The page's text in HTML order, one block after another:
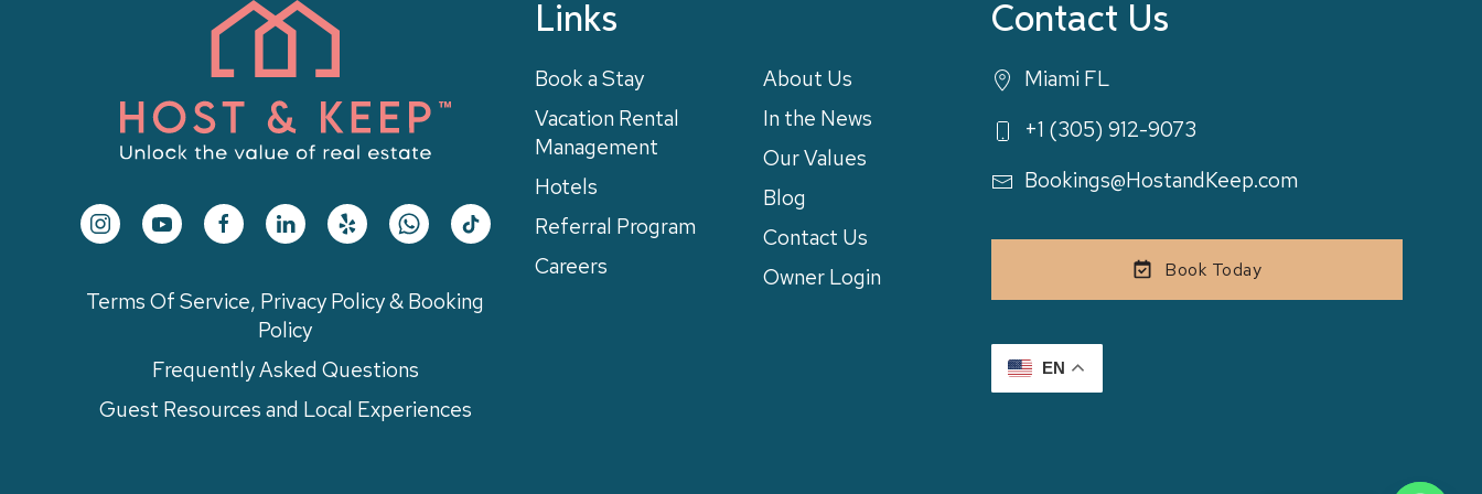
Terms Of Service, Privacy Policy & Booking
Policy
Frequently Asked Questions
Guest Resources and Local Experiences
Links
Book a Stay
Vacation Rental
Management
Hotels
Referral Program
Careers
About Us
In the News
Our Values
Blog
Contact Us
Owner Login
Contact Us
Miami FL
+1 (305) 912-9073
Bookings@HostandKeep.com
Book Today
EN